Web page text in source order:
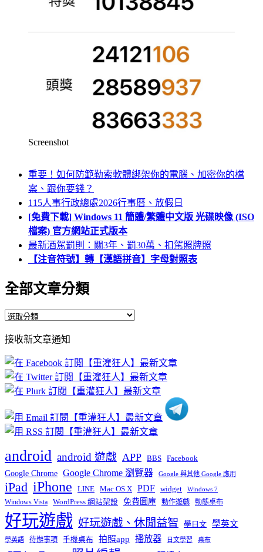
Screenshot
重要！如何防範勒索軟體綁架你的電腦、加密你的檔
案、跟你要錢？
115人事行政總處2026行事曆、放假日
[免費下載] Windows 11 簡體/繁體中文版 光碟映像 (ISO
檔案) 官方網站正式版本
最新酒駕罰則：關3年、罰30萬、扣駕照牌照
【注音符號】轉【漢語拼音】字母對照表
全部文章分類
全
文
章
分
類
接收新文章通知
android android 遊戲 APP BBS Facebook
Google Chrome Google Chrome 瀏覽器 Google 與其他 Google 應用
iPad iPhone LINE Mac OS X PDF widget Windows 7
Windows Vista WordPress 網站架設 免費圖庫 動作遊戲 動態桌布
好玩遊戲 好玩遊戲、休閒益智 學日文 學英文
學英語 待辦事項 手機桌布 拍照app 播放器 日文學習 桌布